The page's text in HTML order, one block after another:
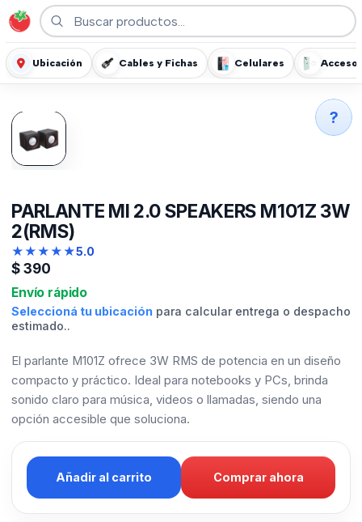
Ubicación Cables y Fichas Celulares
PARLANTE MI 2.0 SPEAKERS M101Z 3W
2(RMS)
★★★★★5.0
$390
Envío rápido
Seleccioná tu ubicación para calcular entrega o despacho
estimado..
El parlante M101Z ofrece 3W RMS de potencia en un diseño
compacto y práctico. Ideal para notebooks y PCs, brinda
sonido claro para música, videos o llamadas, siendo una
opción accesible que soluciona.
Añadir al carrito Comprar ahora
?